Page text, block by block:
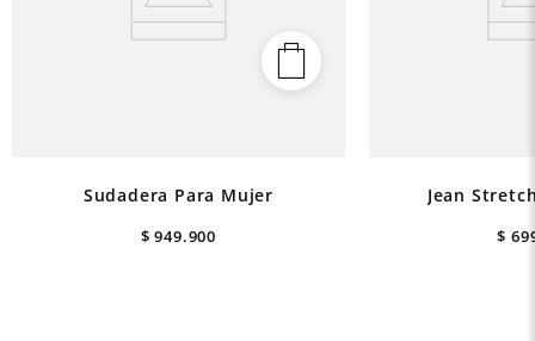
Sudadera Para Mujer
$ 949.900
Jean
$